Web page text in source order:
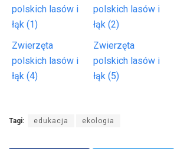
polskich lasów i
łąk (1)
polskich lasów i
łąk (2)
Zwierzęta
polskich lasów i
łąk (4)
Zwierzęta
polskich lasów i
łąk (5)
Tagi: edukacja ekologia